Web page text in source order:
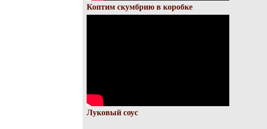
Коптим скумбрию в коробке
Луковый соус